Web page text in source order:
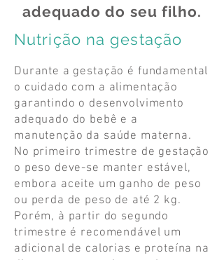
adequado do seu filho.
Nutrição na gestação
Durante a gestação é fundamental
o cuidado com a alimentação
garantindo o desenvolvimento
adequado do bebê e a
manutenção da saúde materna.
No primeiro trimestre de gestação
o peso deve-se manter estável,
embora aceite um ganho de peso
ou perda de peso de até 2 kg.
Porém, à partir do segundo
trimestre é recomendável um
adicional de calorias e proteína na